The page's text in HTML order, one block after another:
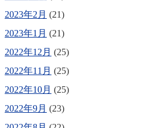
2023年2月 (21)
2023年1月 (21)
2022年12月 (25)
2022年11月 (25)
2022年10月 (25)
2022年9月 (23)